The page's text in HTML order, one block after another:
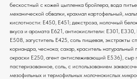
бескостный с кожей цыпленка бройлера, вода
механической обвалки, крахмал картофельный,
кислотности: Е450, Е451; декстроза, молочный
вкуса и аромата Е621, антиокислители: Е301,
Е508, загуститель Е425, соль пищевая, экстракты
кориандра, чеснока; сахар, краситель
окраски Е250, агент антислеживающий Е536), сыр
пастеризованное, соль, с использованием
мезофильных и термофильных молочнокислых